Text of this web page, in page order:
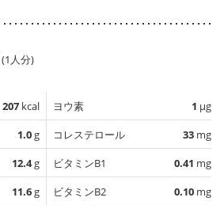
(1人分)
207 kcal
1.0g
12.4g
11.6g
ヨウ素 1 µg
コレステロール
33 mg
ビタミンB1
0.41 mg
ビタミンB2
0.10 mg